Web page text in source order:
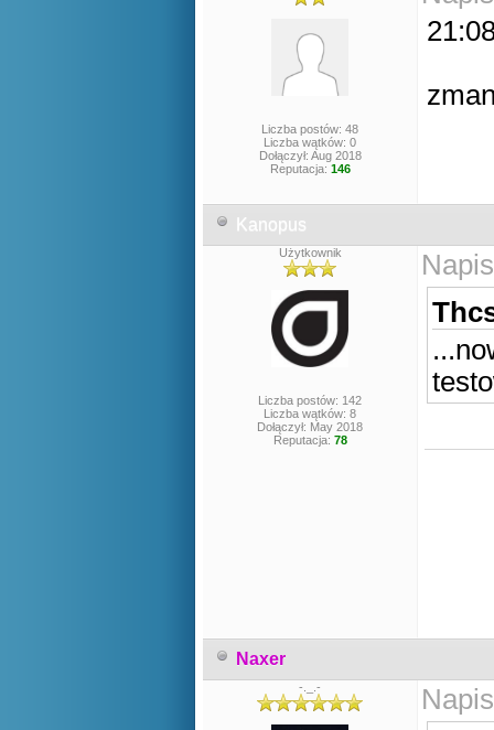
Liczba postów: 48
Liczba wątków: 0
Dołączył: Aug 2018
Reputacja: 146
Kanopus
Użytkownik
Liczba postów: 142
Liczba wątków: 8
Dołączył: May 2018
Reputacja: 78
Naxer
-._.-